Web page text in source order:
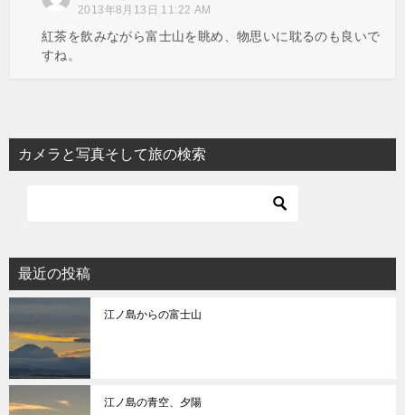
2013年8月13日 11:22 AM
紅茶を飲みながら富士山を眺め、物思いに耽るのも良いで
すね。
カメラと写真そして旅の検索
最近の投稿
江ノ島からの富士山
江ノ島の青空、夕陽